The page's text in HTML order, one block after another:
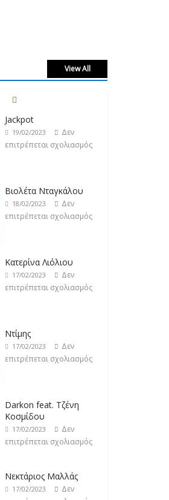
View All
Δεν
Βιολέτα Νταγκάλου
18/02/2023
Δεν
Κατερίνα Λιόλιου
17/02/2023
Δεν
Ντίμης
17/02/2023
Δεν
Darkon feat. Τζένη
Κοσμίδου
Νεκτάριος Μαλλάς
17/02/2023
Δεν
επιτρέπεται σχολιασμός
George P. Lemos feat.